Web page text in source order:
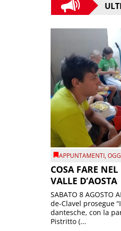
APPUNTAMENTI,
COSA FARE
VALLE D’AOSTA
SABATO 8 AGOSTO
de-Clavel prosegue
dantesche, con la
Pistritto (...